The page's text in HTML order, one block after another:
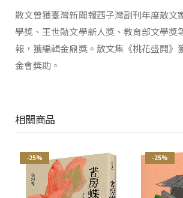
散文曾獲臺灣新聞報西子灣副刊年度散文
學獎、王世勛文學新人獎、教育部文學獎
報，獲編輯金鼎獎。散文集《桃花盛開》
金會獎助。
相關商品
-25% -25%